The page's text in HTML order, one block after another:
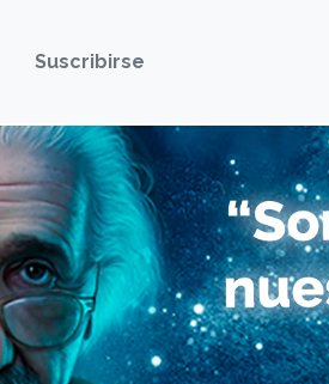
Suscribirse